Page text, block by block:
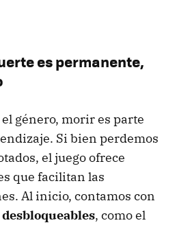
es permanente,
género, morir es parte
Si bien perdemos
el juego ofrece
que facilitan las
Al inicio, contamos con
, como el